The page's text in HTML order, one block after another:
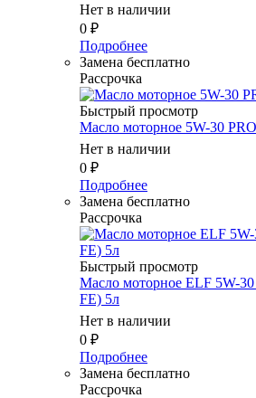
Нет в наличии
0 ₽
Подробнее
Замена бесплатно
Рассрочка
Быстрый просмотр
Масло моторное 5W-30
Нет в наличии
0 ₽
Подробнее
Замена бесплатно
Рассрочка
Быстрый просмотр
Масло моторное ELF 5W-
FE) 5л
Нет в наличии
0 ₽
Подробнее
Замена бесплатно
Рассрочка